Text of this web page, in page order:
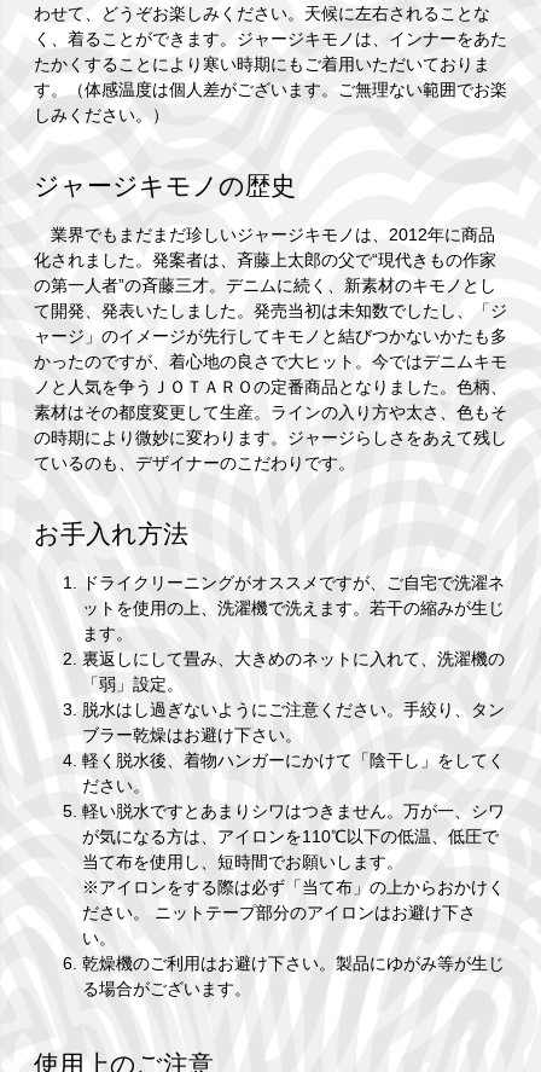
わせて、どうぞお楽しみください。天候に左右されることな
く、着ることができます。ジャージキモノは、インナーをあた
たかくすることにより寒い時期にもご着用いただいておりま
す。（体感温度は個人差がございます。ご無理ない範囲でお楽
しみください。）
ジャージキモノの歴史
業界でもまだまだ珍しいジャージキモノは、2012年に商品
化されました。発案者は、斉藤上太郎の父で“現代きもの作家
の第一人者”の斉藤三才。デニムに続く、新素材のキモノとし
て開発、発表いたしました。発売当初は未知数でしたし、「ジ
ャージ」のイメージが先行してキモノと結びつかないかたも多
かったのですが、着心地の良さで大ヒット。今ではデニムキモ
ノと人気を争うＪＯＴＡＲＯの定番商品となりました。色柄、
素材はその都度変更して生産。ラインの入り方や太さ、色もそ
の時期により微妙に変わります。ジャージらしさをあえて残し
ているのも、デザイナーのこだわりです。
お手入れ方法
ドライクリーニングがオススメですが、ご自宅で洗濯ネ
ットを使用の上、洗濯機で洗えます。若干の縮みが生じ
ます。
裏返しにして畳み、大きめのネットに入れて、洗濯機の
「弱」設定。
脱水はし過ぎないようにご注意ください。手絞り、タン
ブラー乾燥はお避け下さい。
軽く脱水後、着物ハンガーにかけて「陰干し」をしてく
ださい。
軽い脱水ですとあまりシワはつきません。万が一、シワ
が気になる方は、アイロンを110℃以下の低温、低圧で
当て布を使用し、短時間でお願いします。
※アイロンをする際は必ず「当て布」の上からおかけく
ださい。 ニットテープ部分のアイロンはお避け下さ
い。
乾燥機のご利用はお避け下さい。製品にゆがみ等が生じ
る場合がございます。
使用上のご注意